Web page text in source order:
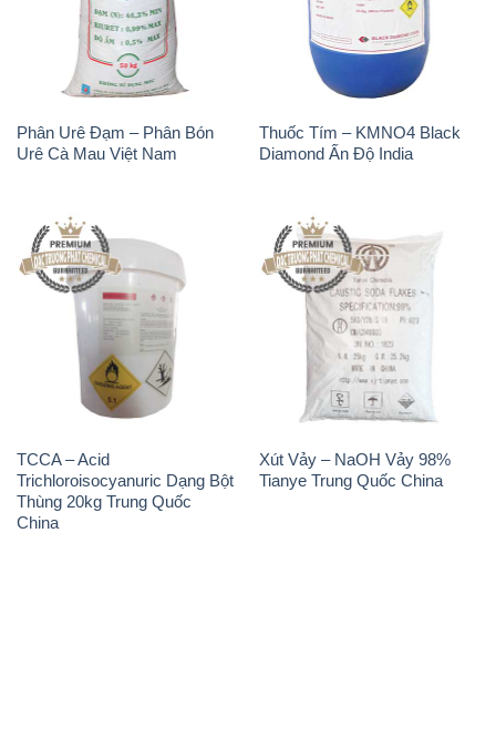
Phân Urê Đạm – Phân Bón
Urê Cà Mau Việt Nam
Thuốc Tím – KMNO4 Black
Diamond Ấn Độ India
TCCA – Acid
Trichloroisocyanuric Dạng Bột
Thùng 20kg Trung Quốc
China
Xút Vảy – NaOH Vảy 98%
Tianye Trung Quốc China